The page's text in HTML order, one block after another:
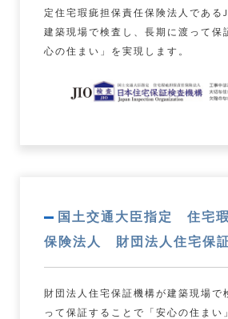
定住宅瑕疵担保責任保険法人である
建築現場で検査し、長期に渡って保
心の住まい」を実現します。
国土交通大臣指定 住宅
保険法人 財団法人住宅保
財団法人住宅保証機構が建築現場で
って保証することで「安心の住まい